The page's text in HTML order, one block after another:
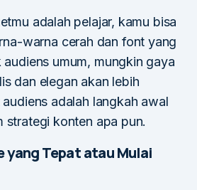
adalah pelajar, kamu bisa
warna cerah dan font yang
umum, mungkin gaya
dan elegan akan lebih
adalah langkah awal
strategi konten apa pun.
yang Tepat atau Mulai